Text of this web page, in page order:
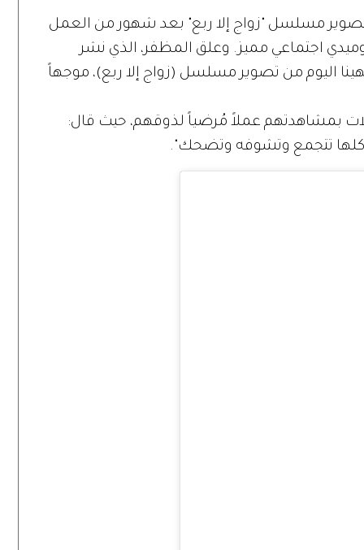
تصوير مسلسل "زواج إلا ربع" بعد شهور من العمل
اجتماعي مميز. وعلق المظفر، الذي نشر
اليوم من تصوير مسلسل (زواج إلا ربع)، موجهاً
بمشاهدتهم عملاً مُرضياً لذوقهم، حيث قال:
كلها تتجمع وتشوفه وتضحك".